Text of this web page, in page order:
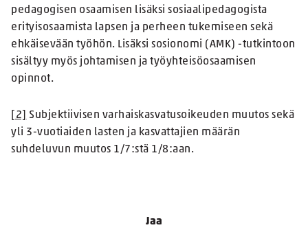
pedagogisen osaamisen lisäksi sosiaalipedagogista
erityisosaamista lapsen ja perheen tukemiseen sekä
ehkäisevään työhön. Lisäksi sosionomi (AMK) -tutkintoon
sisältyy myös johtamisen ja työyhteisöosaamisen
opinnot.
[2]
Subjektiivisen varhaiskasvatusoikeuden muutos sekä
yli 3-vuotiaiden lasten ja kasvattajien määrän
suhdeluvun muutos 1/7:stä 1/8:aan.
Jaa